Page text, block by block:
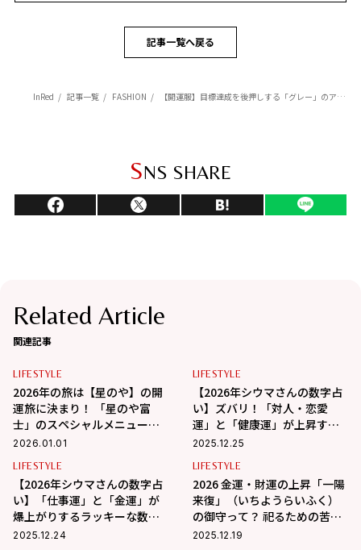
記事一覧へ戻る
InRed 記事一覧 FASHION 【開運服】目標達成を後押しする「グレー」のアイテム3選【2025年】
SNS SHARE
Related Article
関連記事
LIFESTYLE
2026年の旅は【星のや】の開
運旅に決まり！ 「星のや富
士」のスペシャルメニューあ
り
2026.01.01
LIFESTYLE
【2026年シウマさんの数字占
い】ズバリ！「対人・恋愛
運」と「健康運」が上昇する
開運ナンバーとは？
2025.12.25
LIFESTYLE
【2026年シウマさんの数字占
い】「仕事運」と「金運」が
爆上がりするラッキーな数字
とは？
2025.12.24
LIFESTYLE
2026 金運・財運の上昇「一陽
来復」（いちようらいふく）
の御守って？ 祀るための苦労
や住環境の悩みを解決してく
2025.12.19